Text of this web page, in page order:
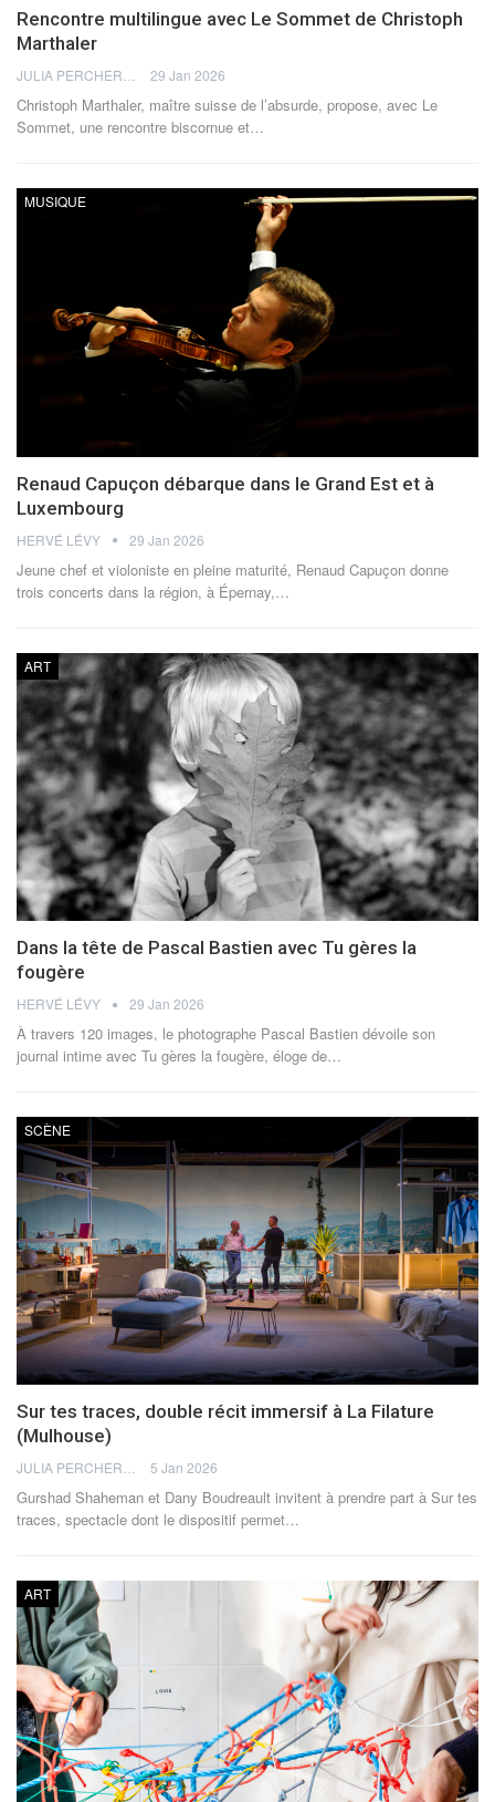
Rencontre multilingue avec Le Sommet de Christoph
Marthaler
29 Jan 2026
Christoph Marthaler, maître suisse de l’absurde, propose, avec Le
Sommet, une rencontre biscornue et…
MUSIQUE
Renaud Capuçon débarque dans le Grand Est et à
Luxembourg
HERVÉ LÉVY 29 Jan 2026
Jeune chef et violoniste en pleine maturité, Renaud Capuçon donne
trois concerts dans la région, à Épernay, …
ART
Dans la tête de Pascal Bastien avec Tu gères la
fougère
HERVÉ LÉVY 29 Jan 2026
À travers 120 images, le photographe Pascal Bastien dévoile son
journal intime avec Tu gères la fougère, éloge de…
SCÈNE
Sur tes traces, double récit immersif à La Filature
(Mulhouse)
JULIA PERCHERON 5 Jan 2026
Gurshad Shaheman et Dany Boudreault invitent à prendre part à Sur tes
traces, spectacle dont le dispositif permet…
ART